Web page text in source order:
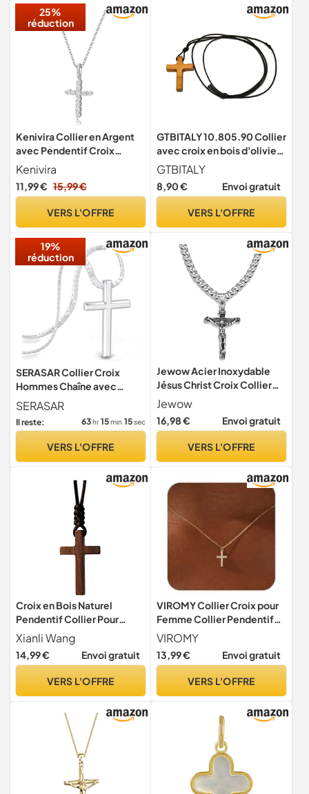
25%
réduction
Kenivira Collier en Argent
avec Pendentif Croix
Or/Argent pour Femmes -
Bijoux Tendance Cadeaux
pour Filles
Kenivira
11,99 € 15,99 €
VERS L'OFFRE
GTBITALY 10.805.90 Collier
avec croix en bois d'olivier,
pendentif unisexe, homme,
femme, communion,
confirmation, paix, esprit
GTBITALY
8,90 € Envoi gratuit
VERS L'OFFRE
19%
réduction
SERASAR Collier Croix
Hommes Chaîne avec
Pendentif Argent Bijoux
pour Blindée Cuban Link
Jésus Cadeau
SERASAR
Il reste: 63 hr 15 min 14sec
VERS L'OFFRE
Jewow Acier Inoxydable
Jésus Christ Croix Collier
Pendentif pour Homme
7mm Largeur Chaîne
Jewow
16,98 € Envoi gratuit
VERS L'OFFRE
Croix en Bois Naturel
Pendentif Collier Pour
Hommes Femmes Bois de
Noix Solide Christian
Baptême Noël Pâques
Anniversaire Cadeau
Xianli Wang
14,99 € Envoi gratuit
VERS L'OFFRE
VIROMY Collier Croix pour
Femme Collier Pendentif
Croix Zirconia Plaqué Or 14k
Bijoux en Or Cadeau pour
Femme
VIROMY
13,99 € Envoi gratuit
VERS L'OFFRE